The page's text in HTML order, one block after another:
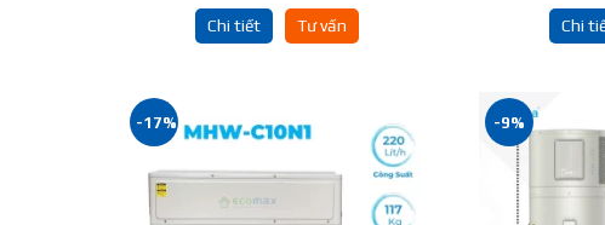
Chi tiết Tư vấn Chi
-17% -9%